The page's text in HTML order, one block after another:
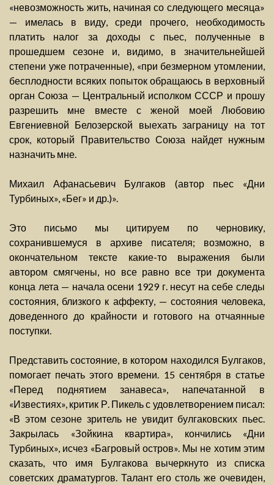
«невозможность жить, начиная со следующего месяца»
— имелась в виду, среди прочего, необходимость
платить налог за доходы с пьес, полученные в
прошедшем сезоне и, видимо, в значительнейшей
степени уже потраченные), «при безмерном утомлении,
бесплодности всяких попыток обращаюсь в верховный
орган Союза — Центральный исполком СССР и прошу
разрешить мне вместе с женой моей Любовию
Евгениевной Белозерской выехать заграницу на тот
срок, который Правительство Союза найдет нужным
назначить мне.
Михаил Афанасьевич Булгаков (автор пьес «Дни
Турбиных», «Бег» и др.)».
Это письмо мы цитируем по черновику,
сохранившемуся в архиве писателя; возможно, в
окончательном тексте какие-то выражения были
автором смягчены, но все равно все три документа
конца лета — начала осени 1929 г. несут на себе следы
состояния, близкого к аффекту, — состояния человека,
доведенного до крайности и готового на отчаянные
поступки.
Представить состояние, в котором находился Булгаков,
помогает печать этого времени. 15 сентября в статье
«Перед поднятием занавеса», напечатанной в
«Известиях», критик Р. Пикель с удовлетворением писал:
«В этом сезоне зритель не увидит булгаковских пьес.
Закрылась «Зойкина квартира», кончились «Дни
Турбиных», исчез «Багровый остров». Мы не хотим этим
сказать, что имя Булгакова вычеркнуто из списка
советских драматургов. Талант его столь же очевиден,